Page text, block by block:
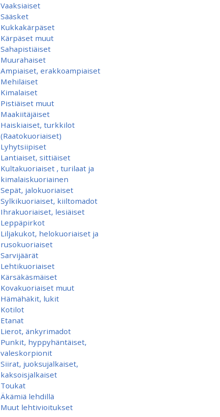
Vaaksiaiset
Sääsket
Kukkakärpäset
Kärpäset muut
Sahapistiäiset
Muurahaiset
Ampiaiset, erakkoampiaiset
Mehiläiset
Kimalaiset
Pistiäiset muut
Maakiitäjäiset
Haiskiaiset, turkkilot
(Raatokuoriaiset)
Lyhytsiipiset
Lantiaiset, sittiäiset
Kultakuoriaiset , turilaat ja
kimalaiskuoriainen
Sepät, jalokuoriaiset
Sylkikuoriaiset, kiiltomadot
Ihrakuoriaiset, lesiäiset
Leppäpirkot
Liljakukot, helokuoriaiset ja
rusokuoriaiset
Sarvijäärät
Lehtikuoriaiset
Kärsäkäsmäiset
Kovakuoriaiset muut
Hämähäkit, lukit
Kotilot
Etanat
Lierot, änkyrimadot
Punkit, hyppyhäntäiset,
valeskorpionit
Siirat, juoksujalkaiset,
kaksoisjalkaiset
Toukat
Äkämiä lehdillä
Muut lehtivioitukset